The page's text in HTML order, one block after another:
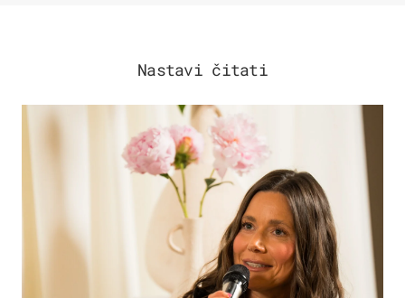
Nastavi čitati
MODA & LJEPOTA